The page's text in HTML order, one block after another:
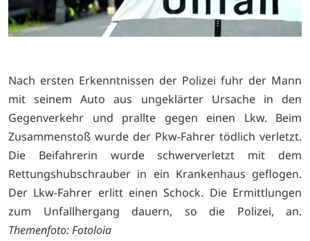
Nach ersten Erkenntnissen der Polizei fuhr der Mann
mit seinem Auto aus ungeklärter Ursache in den
Gegenverkehr und prallte gegen einen Lkw. Beim
Zusammenstoß wurde der Pkw-Fahrer tödlich verletzt.
Die Beifahrerin wurde schwerverletzt mit dem
Rettungshubschrauber in ein Krankenhaus geflogen.
Der Lkw-Fahrer erlitt einen Schock. Die Ermittlungen
zum Unfallhergang dauern, so die Polizei, an.
Themenfoto: Fotoloia